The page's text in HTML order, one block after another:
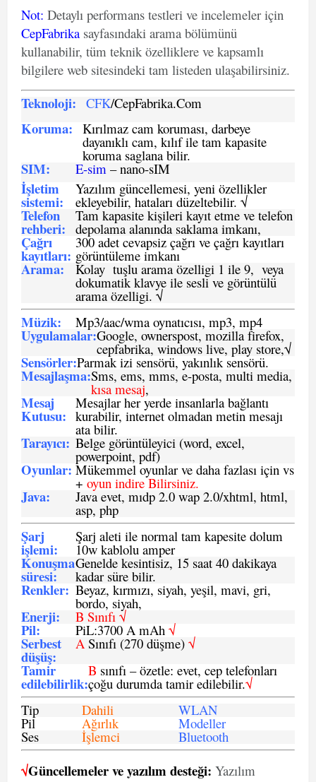
Not: Detaylı performans testleri ve incelemeler için
CepFabrika sayfasındaki arama bölümünü
kullanabilir, tüm teknik özelliklere ve kapsamlı
bilgilere web sitesindeki tam listeden ulaşabilirsiniz.
Teknoloji: CFK/CepFabrika.Com
Koruma: Kırılmaz cam koruması, darbeye
dayanıklı cam, kılıf ile tam kapasite
koruma saglana bilir.
SIM: E-sim – nano-sIM
İşletim
sistemi:
Yazılım güncellemesi, yeni özellikler
ekleyebilir, hataları düzeltebilir. √
Telefon
rehberi:
Tam kapasite kişileri kayıt etme ve telefon
depolama alanında saklama imkanı,
Çağrı
kayıtları:
300 adet cevapsiz çağrı ve çağrı kayıtları
görüntüleme imkanı
Arama: Kolay tuşlu arama özelligi 1 ile 9, veya
dokumatik klavye ile sesli ve görüntülü
arama özelligi. √
Müzik: Mp3/aac/wma oynatıcısı, mp3, mp4
Uygulamalar:Google, ownerspost, mozilla firefox,
cepfabrika, windows live, play store,√
Sensörler:Parmak izi sensörü, yakınlık sensörü.
Mesajlaşma:Sms, ems, mms, e-posta, multi media,
kısa mesaj,
Mesaj
Kutusu:
Mesajlar her yerde insanlarla bağlantı
kurabilir, internet olmadan metin mesajı
ata bilir.
Tarayıcı: Belge görüntüleyici (word, excel,
powerpoint, pdf)
Oyunlar: Mükemmel oyunlar ve daha fazlası için vs
+ oyun indire Bilirsiniz.
Java: Java evet, mıdp 2.0 wap 2.0/xhtml, html,
asp, php
Şarj
işlemi:
Şarj aleti ile normal tam kapesite dolum
10w kablolu amper
Konuşma
süresi:
Genelde kesintisiz, 15 saat 40 dakikaya
kadar süre bilir.
Renkler: Beyaz, kırmızı, siyah, yeşil, mavi, gri,
bordo, siyah,
Enerji: B Sınıfı √
Pil: PiL:3700 A mAh √
Serbest
düşüş:
ASınıfı (270 düşme) √
Tamir
edilebilirlik:
B sınıfı – özetle: evet, cep telefonları
çoğu durumda tamir edilebilir.√
Tip
Dahili WLAN
Pil Ağırlık Modeller
Ses İşlemci Bluetooth
√Güncellemeler ve yazılım desteği: Yazılım